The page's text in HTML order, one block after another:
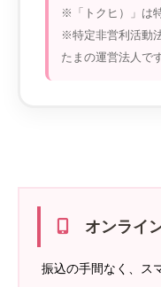
※「トクヒ）」は
※特定非営利活動
たまの運営法人です
オンライ
振込の手間なく、ス